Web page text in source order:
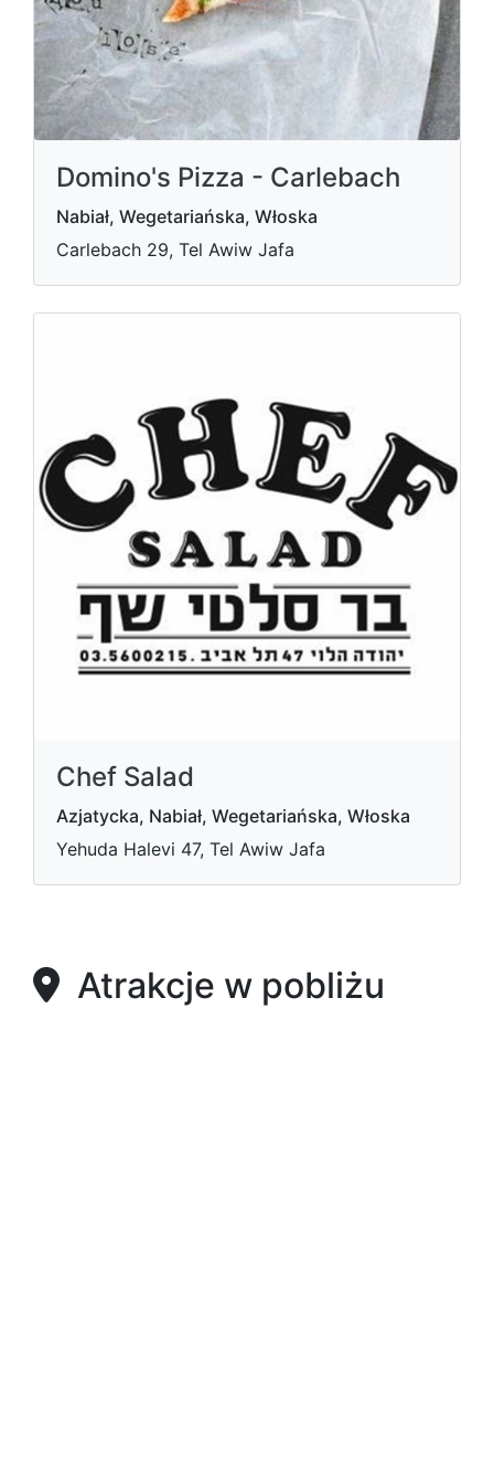
Domino's Pizza - Carlebach
Nabiał, Wegetariańska, Włoska
Carlebach 29, Tel Awiw Jafa
Chef Salad
Azjatycka, Nabiał, Wegetariańska, Włoska
Yehuda Halevi 47, Tel Awiw Jafa
Atrakcje w pobliżu